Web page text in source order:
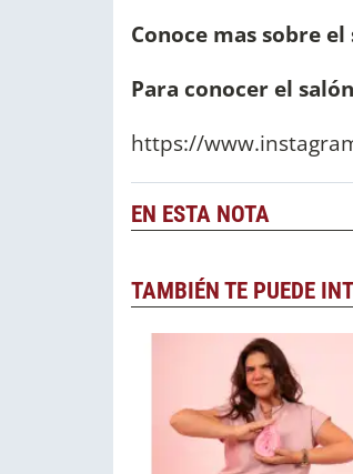
Conoce mas sobre
Para conocer el
https://
EN ESTA NOTA
TAMBIÉN TE PUEDE